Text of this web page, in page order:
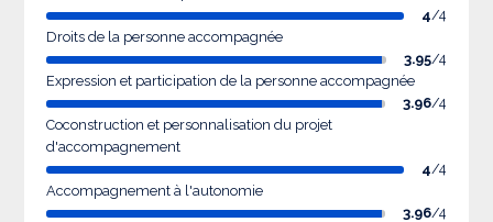
4/4
Droits de la personne accompagnée
3.95/4
Expression et participation de la personne accompagnée
3.96/4
Coconstruction et personnalisation du projet
d'accompagnement
4/4
Accompagnement à l'autonomie
3.96/4